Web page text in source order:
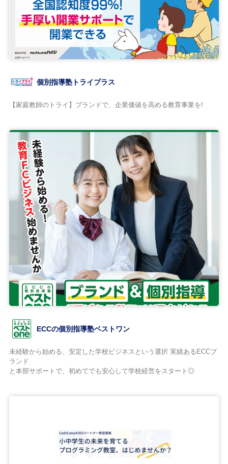
個別指導塾トライプラス
【家庭教師のトライ】ブランドで、企業価値を高める教育事業を!
ECCの個別指導塾ベストワン
未経験から始める、安定した学校ビジネスという選択 実績あるECCブ
ランド
と本部サポートで、初めてでも安心して学校経営をスタート◎